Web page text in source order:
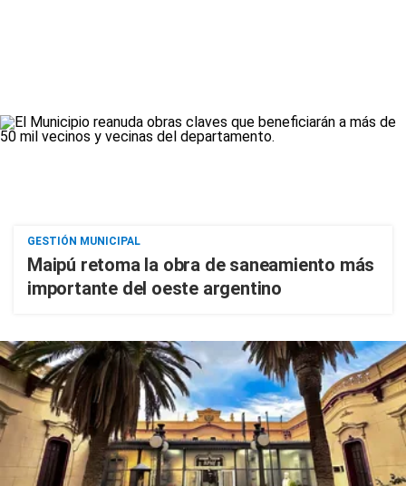
GESTIÓN MUNICIPAL
Maipú retoma la obra de saneamiento más
importante del oeste argentino